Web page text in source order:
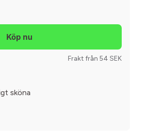
Frakt från 54 SEK
sköna